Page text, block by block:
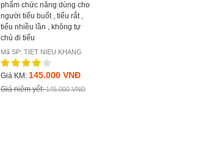
phẩm chức năng dùng cho
người tiểu buốt , tiểu rắt ,
tiểu nhiều lần , không tự
chủ đi tiểu
Mã SP: TIET NIEU KHANG
Giá KM: 145.000 VNĐ
Giá niêm yết:145.000 VNĐ